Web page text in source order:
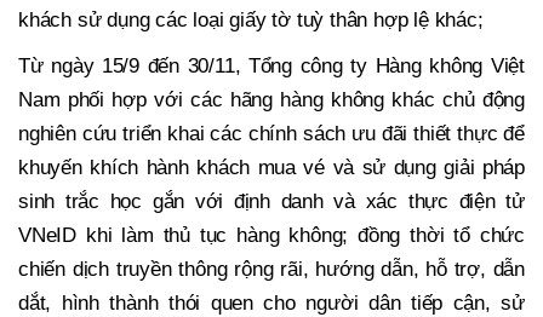
khách sử dụng các loại giấy tờ tuỳ thân hợp lệ khác;
Từ ngày 15/9 đến 30/11, Tổng công ty Hàng không Việt
Nam phối hợp với các hãng hàng không khác chủ động
nghiên cứu triển khai các chính sách ưu đãi thiết thực để
khuyến khích hành khách mua vé và sử dụng giải pháp
sinh trắc học gắn với định danh và xác thực điện tử
VNeID khi làm thủ tục hàng không; đồng thời tổ chức
chiến dịch truyền thông rộng rãi, hướng dẫn, hỗ trợ, dẫn
dắt, hình thành thói quen cho người dân tiếp cận, sử